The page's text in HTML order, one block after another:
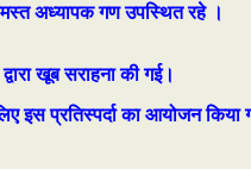
अध्यापक गण उपस्थित रहे ।
खूब सराहना की गई।
इस प्रतिस्पर्दा का आयोजन किया